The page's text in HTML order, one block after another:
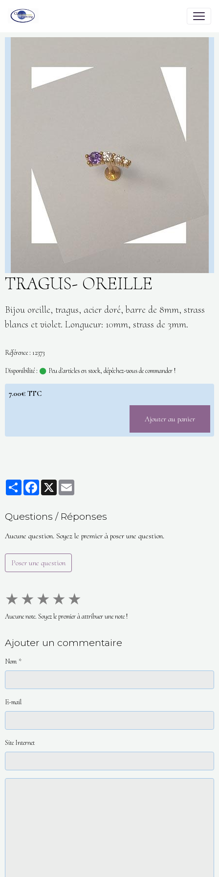
TRAGUS- OREILLE
Bijou oreille, tragus, acier doré, barre de 8mm, strass
blancs et violet. Longueur: 10mm, strass de 3mm.
Référence : 12373
Disponibilité : Peu d'articles en stock, dépêchez-vous de commander !
7.00€ TTC
Ajouter au panier
PartagerFacebookX
Questions / Réponses
Aucune question. Soyez le premier à poser une question.
Poser une question
★ ★ ★ ★ ★
Aucune note. Soyez le premier à attribuer une note !
Ajouter un commentaire
Nom
E-mail
Site Internet